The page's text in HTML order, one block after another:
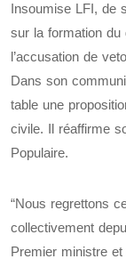
Insoumise LFI, de
sur la formation du
l’accusation de
Dans son
table une
civile. Il réaffirme
Populaire.
“Nous regrettons
collectivement
Premier ministre